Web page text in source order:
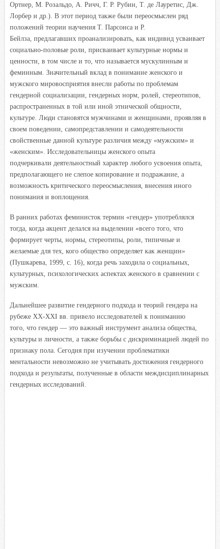
Ортнер, М. Розальдо, А. Ричч, Г. Р. Рубин, Т. де Лауретис, Дж.
Лорбер и др.). В этот период также были переосмыслен ряд
положений теории научения Т. Парсонса и Р.
Бейлза, предлагавших проанализировать, как индивид усваивает
социально-половые роли, присваивает культурные нормы и
ценности, в том числе и то, что называется мускулинным и
феминным. Значительный вклад в понимание женского и
мужского мировосприятия внесли работы по проблемам
гендерной социализации, гендерных норм, ролей, стереотипов,
распространенных в той или иной этнической общности,
культуре. Люди становятся мужчинами и женщинами, проявляя в
своем поведении, самопредставлении и самодеятельности
свойственные данной культуре различия между «мужским» и
«женским». Исследовательницы женского опыта
подчеркивали деятельностный характер любого усвоения опыта,
предполагающего не слепое копирование и подражание, а
возможность критического переосмысления, внесения иного
понимания и воплощения.
В ранних работах феминисток термин «гендер» употреблялся
тогда, когда акцент делался на выделении «всего того, что
формирует черты, нормы, стереотипы, роли, типичные и
желаемые для тех, кого общество определяет как женщин»
(Пушкарева, 1999, с. 16), когда речь заходила о социальных,
культурных, психологических аспектах женского в сравнении с
мужским.
Дальнейшее развитие гендерного подхода и теорий гендера на
рубеже XX-XXI вв. привело исследователей к пониманию
того, что гендер — это важный инструмент анализа общества,
культуры и личности, а также борьбы с дискриминацией людей по
признаку пола. Сегодня при изучении проблематики
ментальности невозможно не учитывать достижения гендерного
подхода и результаты, полученные в области междисциплинарных
гендерных исследований.